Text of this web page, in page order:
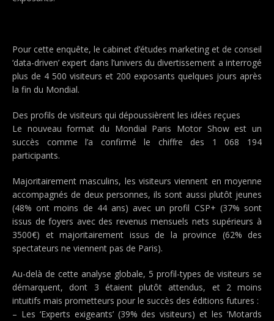
Pour cette enquête, le cabinet d’études marketing et de conseil
‘data-driven’ expert dans l’univers du divertissement a interrogé
plus de 4 500 visiteurs et 200 exposants quelques jours après
la fin du Mondial.
Des profils de visiteurs qui dépoussièrent les idées reçues
Le nouveau format du Mondial Paris Motor Show est un
succès comme l’a confirmé le chiffre des 1 068 194
participants.
Majoritairement masculins, les visiteurs viennent en moyenne
accompagnés de deux personnes, ils sont aussi plutôt jeunes
(48% ont moins de 44 ans) avec un profil CSP+ (37% sont
issus de foyers avec des revenus mensuels nets supérieurs à
3500€) et majoritairement issus de la province (62% des
spectateurs ne viennent pas de Paris).
Au-delà de cette analyse globale, 5 profil-types de visiteurs se
démarquent, dont 3 étaient plutôt attendus, et 2 moins
intuitifs mais prometteurs pour le succès des éditions futures :
– Les ‘Experts exigeants’ (39% des visiteurs) et les ‘Motards